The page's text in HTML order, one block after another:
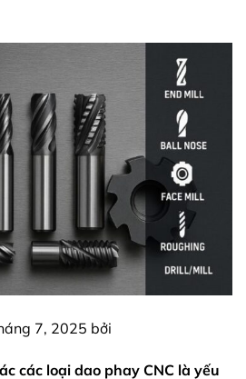
7, 2025 bởi
các loại dao phay CNC là yếu